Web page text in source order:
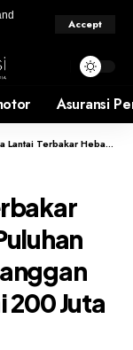
Accept
Asuransi
Gas & Baju Pelanggan Ludes. Kerugian Capai 200 Juta Rupiah : Dan 7 Insiden Kecelakaan Terupdate yang Menggemparkan
200 Juta